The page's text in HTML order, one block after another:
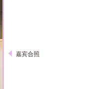
嘉宾合照